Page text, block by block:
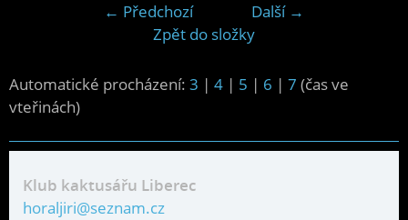
← Předchozí
Další →
Zpět do složky
Automatické procházení: 3 | 4 | 5 | 6 | 7 (čas ve
vteřinách)
Klub kaktusářu Liberec
horaljiri@seznam.cz